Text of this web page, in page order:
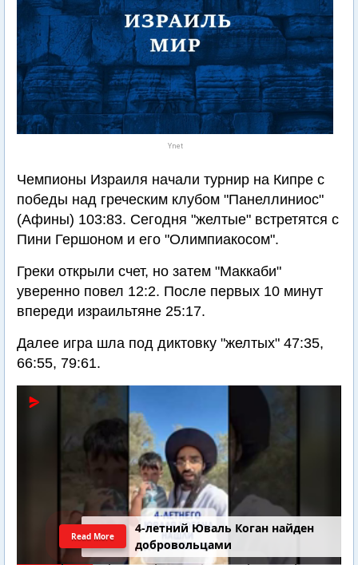
Ynet
Чемпионы Израиля начали турнир на Кипре с
победы над греческим клубом "Панеллиниос"
(Афины) 103:83. Сегодня "желтые" встретятся с
Пини Гершоном и его "Олимпиакосом".
Греки открыли счет, но затем "Маккаби"
уверенно повел 12:2. После первых 10 минут
впереди израильтяне 25:17.
Далее игра шла под диктовку "желтых" 47:35,
66:55, 79:61.
4-летний Юваль Коган найден
добровольцами
Read More